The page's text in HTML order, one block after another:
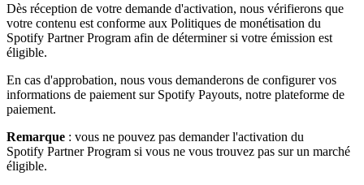
Dès réception de votre demande d'activation, nous vérifierons que
votre contenu est conforme aux Politiques de monétisation du
Spotify Partner Program afin de déterminer si votre émission est
éligible.
En cas d'approbation, nous vous demanderons de configurer vos
informations de paiement sur Spotify Payouts, notre plateforme de
paiement.
Remarque : vous ne pouvez pas demander l'activation du
Spotify Partner Program si vous ne vous trouvez pas sur un marché
éligible.